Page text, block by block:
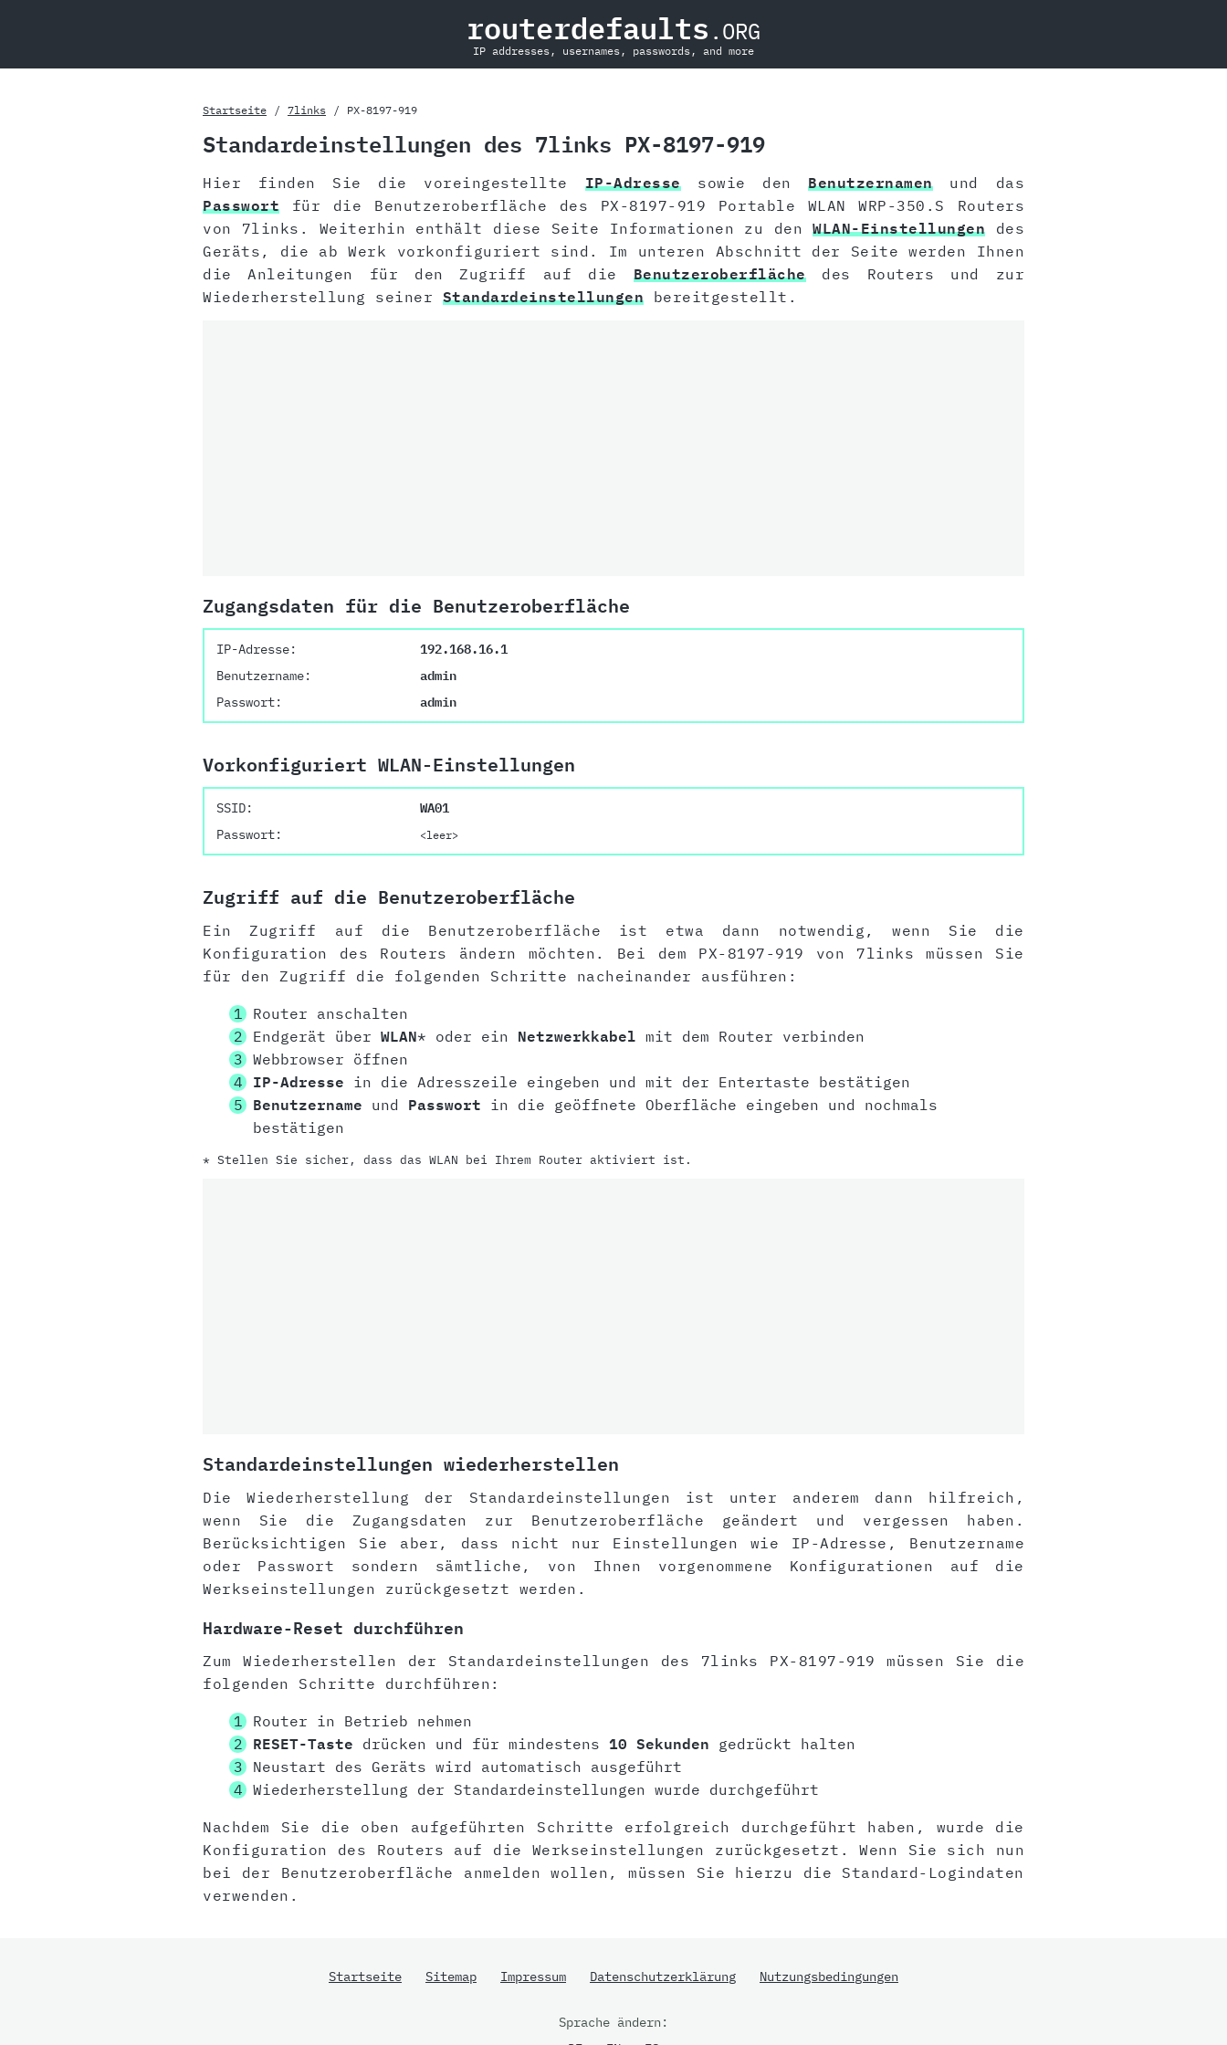
routerdefaults .ORG
IP addresses, usernames, passwords, and more
Startseite 7links PX-8197-919
Standardeinstellungen des 7links PX-8197-919
Hier finden Sie die voreingestellte IP-Adressesowie denBenutzernamenund das
Passwort für die Benutzeroberfläche des PX-8197-919 Portable WLAN WRP-350.S Routers
von 7links. Weiterhin enthält diese Seite Informationen zu denWLAN-Einstellungen des
Geräts, die ab Werk vorkonfiguriert sind. Im unteren Abschnitt der Seite werden Ihnen
die Anleitungen für den Zugriff auf die Benutzeroberflächedes Routers und zur
Wiederherstellung seiner Standardeinstellungen bereitgestellt.
Zugangsdaten für die Benutzeroberfläche
IP-Adresse:
192.168.16.1
Benutzername:
admin
Passwort:
admin
Vorkonfiguriert WLAN-Einstellungen
SSID:
WA01
Passwort:
<leer>
Zugriff auf die Benutzeroberfläche
Ein Zugriff auf die Benutzeroberfläche ist etwa dann notwendig, wenn Sie die
Konfiguration des Routers ändern möchten. Bei dem PX-8197-919 von 7links müssen Sie
für den Zugriff die folgenden Schritte nacheinander ausführen:
Router anschalten
Endgerät über WLAN* oder ein Netzwerkkabel mit dem Router verbinden
Webbrowser öffnen
IP-Adresse in die Adresszeile eingeben und mit der Entertaste bestätigen
Benutzername und Passwort in die geöffnete Oberfläche eingeben und nochmals
bestätigen
* Stellen Sie sicher, dass das WLAN bei Ihrem Router aktiviert ist.
Standardeinstellungen wiederherstellen
Die Wiederherstellung der Standardeinstellungen ist unter anderem dann hilfreich,
wenn Sie die Zugangsdaten zur Benutzeroberfläche geändert und vergessen haben.
Berücksichtigen Sie aber, dass nicht nur Einstellungen wie IP-Adresse, Benutzername
oder Passwort sondern sämtliche, von Ihnen vorgenommene Konfigurationen auf die
Werkseinstellungen zurückgesetzt werden.
Hardware-Reset durchführen
Zum Wiederherstellen der Standardeinstellungen des 7links PX-8197-919 müssen Sie die
folgenden Schritte durchführen:
Router in Betrieb nehmen
RESET-Taste drücken und für mindestens 10 Sekunden gedrückt halten
Neustart des Geräts wird automatisch ausgeführt
Wiederherstellung der Standardeinstellungen wurde durchgeführt
Nachdem Sie die oben aufgeführten Schritte erfolgreich durchgeführt haben, wurde die
Konfiguration des Routers auf die Werkseinstellungen zurückgesetzt. Wenn Sie sich nun
bei der Benutzeroberfläche anmelden wollen, müssen Sie hierzu die Standard-Logindaten
verwenden.
Startseite Sitemap Impressum Datenschutzerklärung Nutzungsbedingungen
Sprache ändern: